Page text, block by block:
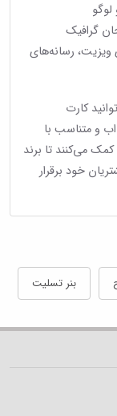
گرافیک
ویزیت، رسانه‌های
کارت
و متناسب با
می‌کنند تا برند
خود برقرار
بنر تسلیت